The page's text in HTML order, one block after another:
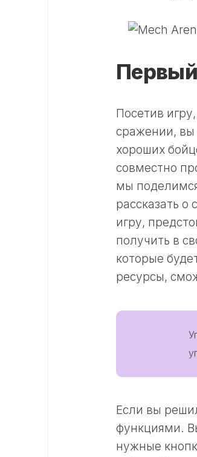
Первый
Посетив
сражении, вы
хороших
совместно
мы
рассказать о
игру,
получить в
которые
ресурсы,
Если вы
функциями.
нужные